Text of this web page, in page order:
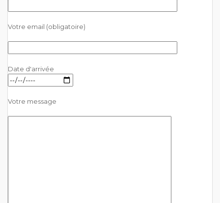
Votre email (obligatoire)
Date d'arrivée
Votre message